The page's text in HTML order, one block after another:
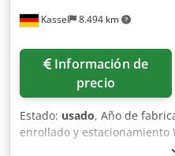
Kassel 8.494 km
Información de
precio
Estado: usado, Año de
enrollado y estacionamiento
en ambos lados / Barrera